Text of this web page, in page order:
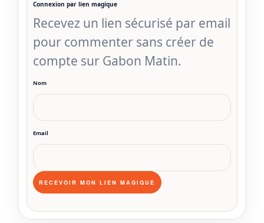
Connexion par lien magique
Recevez un lien sécurisé par email
pour commenter sans créer de
compte sur Gabon Matin.
Nom
Email